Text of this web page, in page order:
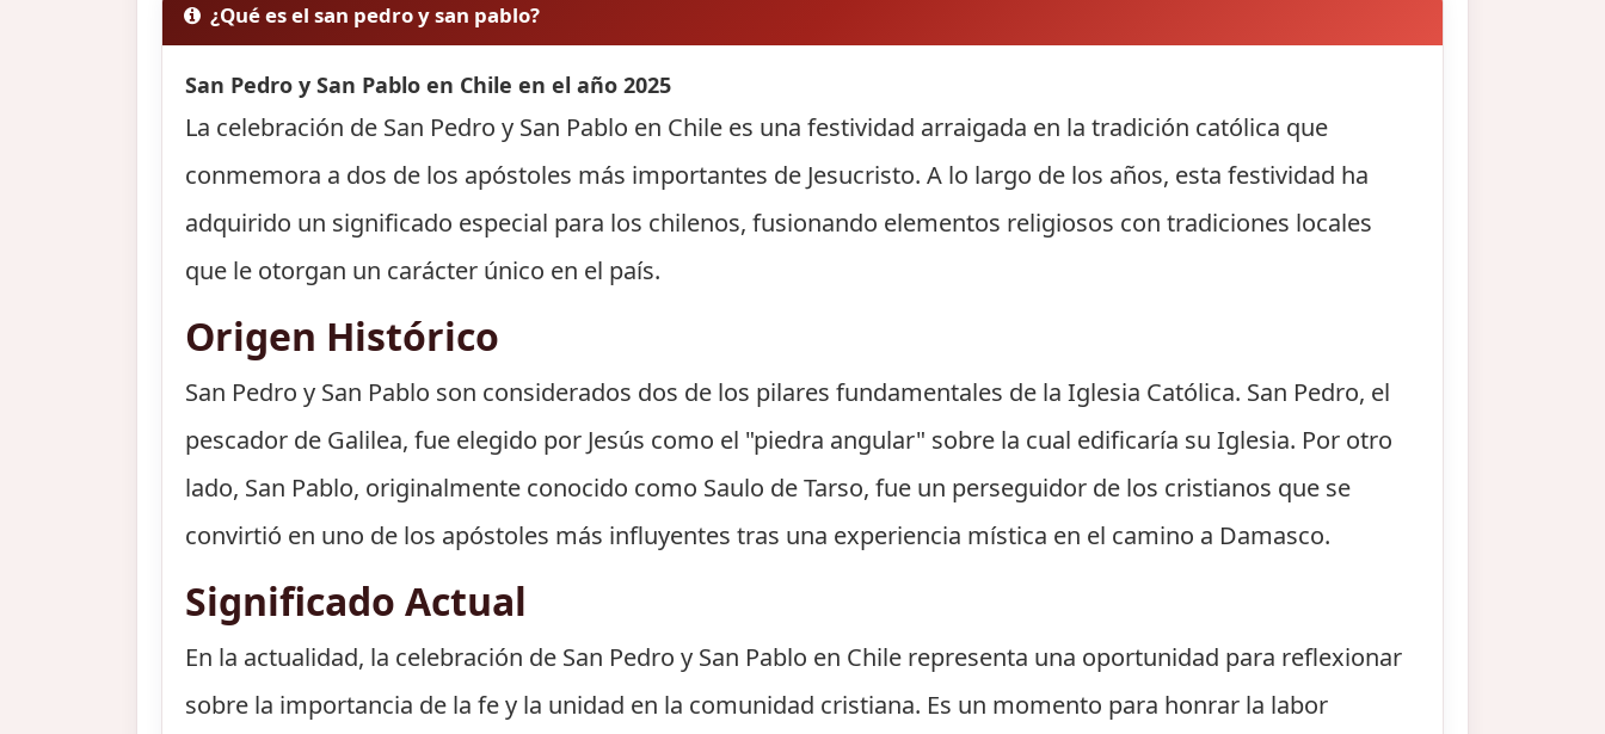
¿Qué es el san pedro y san pablo?
San Pedro y San Pablo en Chile en el año 2025
La celebración de San Pedro y San Pablo en Chile es una festividad arraigada en la tradición católica que
conmemora a dos de los apóstoles más importantes de Jesucristo. A lo largo de los años, esta festividad ha
adquirido un significado especial para los chilenos, fusionando elementos religiosos con tradiciones locales
que le otorgan un carácter único en el país.
Origen Histórico
San Pedro y San Pablo son considerados dos de los pilares fundamentales de la Iglesia Católica. San Pedro, el
pescador de Galilea, fue elegido por Jesús como el "piedra angular" sobre la cual edificaría su Iglesia. Por otro
lado, San Pablo, originalmente conocido como Saulo de Tarso, fue un perseguidor de los cristianos que se
convirtió en uno de los apóstoles más influyentes tras una experiencia mística en el camino a Damasco.
Significado Actual
En la actualidad, la celebración de San Pedro y San Pablo en Chile representa una oportunidad para reflexionar
sobre la importancia de la fe y la unidad en la comunidad cristiana. Es un momento para honrar la labor